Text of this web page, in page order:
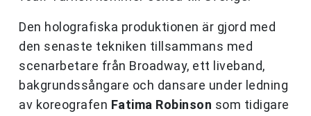
Den holografiska produktionen är gjord med
den senaste tekniken tillsammans med
scenarbetare från Broadway, ett liveband,
bakgrundssångare och dansare under ledning
av koreografen Fatima Robinson som tidigare